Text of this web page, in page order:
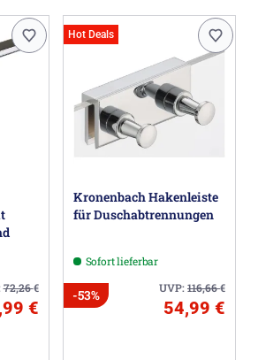
Glasinnenseite ein doppeltes
KG, Zum Hohlen Morgen 22,
hsk-oms@hsk-duschkabinenbau.de
72,26€
€
Hot Deals
Kronenbach Hakenleiste
für Duschabtrennungen
Sofort lieferbar
UVP:116,66€
-53%
54,99 €